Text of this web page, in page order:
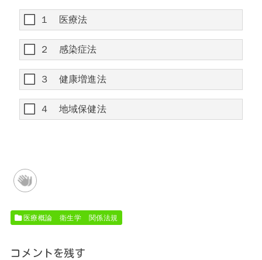
１ 医療法
２ 感染症法
３ 健康増進法
４ 地域保健法
医療概論 衛生学 関係法規
コメントを残す